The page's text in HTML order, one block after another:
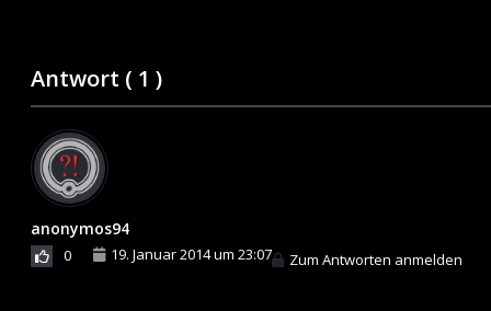
Antwort ( 1 )
anonymos94
0 19. Januar 2014 um 23:07 Zum Antworten anmelden